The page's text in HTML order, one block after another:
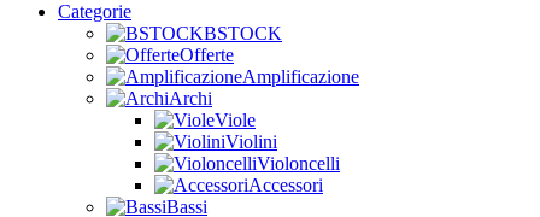
Categorie
BSTOCK
Offerte
Amplificazione
Archi
Viole
Violini
Violoncelli
Accessori
Bassi